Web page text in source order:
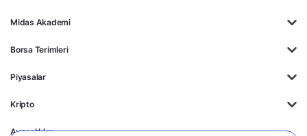
Midas Akademi
Borsa Terimleri
Piyasalar
Kripto
Ayrıcalıklar